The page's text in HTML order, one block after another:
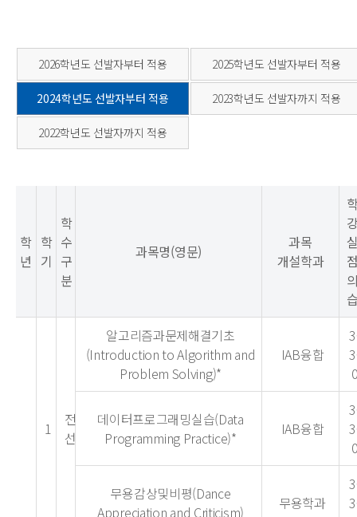
2026학년도 선발자부터 적용 2025학년도 선발자부터 적용
2024학년도 선발자부터 적용 2023학년도 선발자까지 적용
2022학년도 선발자까지 적용
학
년
학
기
학
수
구
분
과목명(영문)
과목
개설학과
1
전
선
알고리즘과문제해결기초
(Introduction to Algorithm and
Problem Solving)*
IAB융합
데이터프로그래밍실습(Data
Programming Practice)*
IAB융합
무용감상및비평(Dance
Appreciation and Criticism)
무용학과